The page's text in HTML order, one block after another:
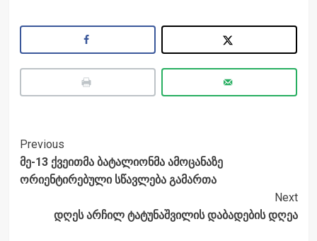
Post
Navigation
Previous
მე-13 ქვეითმა ბატალიონმა ამოცანაზე
ორიენტირებული სწავლება გამართა
Next
დღეს არჩილ ტატუნაშვილის დაბადების დღეა